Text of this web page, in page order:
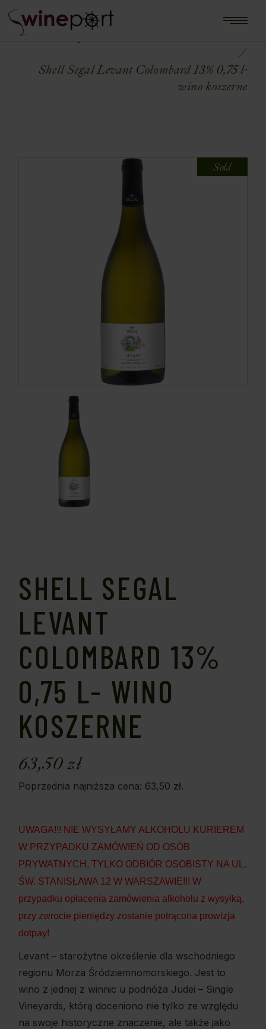
Home
Shell Segal Levant Colombard 13% 0,75 l-
wino koszerne
Sold
SHELL SEGAL
LEVANT
COLOMBARD 13%
0,75 L- WINO
KOSZERNE
63,50zł
Poprzednia najniższa cena: 63,50 zł.
UWAGA!!! NIE WYSYŁAMY ALKOHOLU KURIEREM
W PRZYPADKU ZAMÓWIEŃ OD OSÓB
PRYWATNYCH, TYLKO ODBIÓR OSOBISTY NA UL.
ŚW. STANISŁAWA 12 W WARSZAWIE!!! W
przypadku opłacenia zamówienia alkoholu z wysyłką,
przy zwrocie pieniędzy zostanie potrącona prowizja
dotpay!
Levant – starożytne określenie dla wschodniego
regionu Morza Śródziemnomorskiego. Jest to
wino z jednej z winnic u podnóża Judei – Single
Vineyards, którą doceniono nie tylko ze względu
na swoje historyczne znaczenie, ale także jako